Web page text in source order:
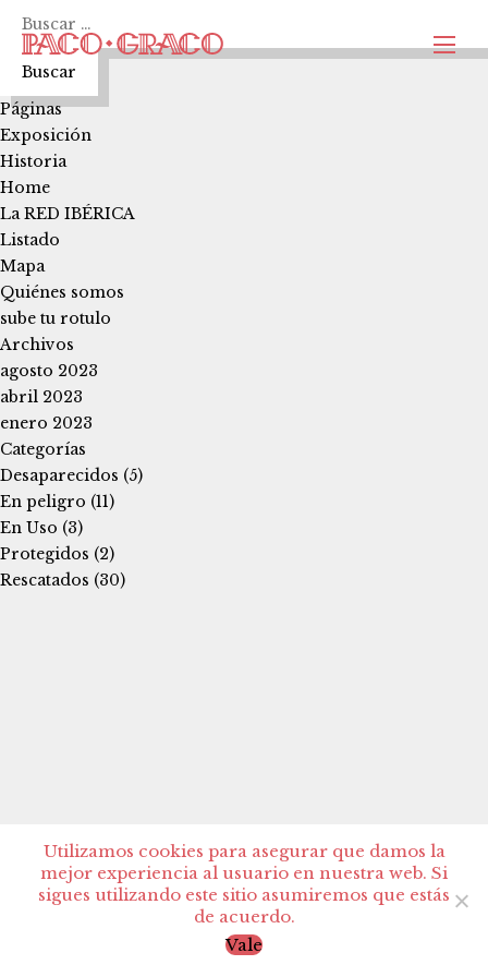
Páginas
Exposición
Historia
Home
La RED IBÉRICA
Listado
Mapa
Quiénes somos
sube tu rotulo
Archivos
agosto 2023
abril 2023
enero 2023
Categorías
Desaparecidos (5)
En peligro (11)
En Uso (3)
Protegidos (2)
Rescatados (30)
Utilizamos cookies para asegurar que damos la
mejor experiencia al usuario en nuestra web. Si
sigues utilizando este sitio asumiremos que estás
de acuerdo.
Vale